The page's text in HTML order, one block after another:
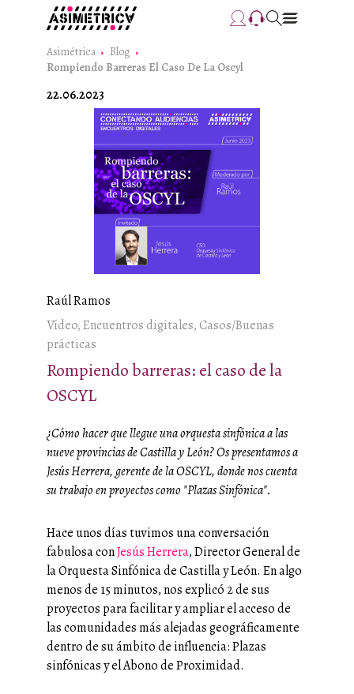
Asimétrica
Blog
Rompiendo Barreras El Caso De La Oscyl
22.06.2023
Raúl Ramos
Vídeo, Encuentros digitales, Casos/Buenas
prácticas
Rompiendo barreras: el caso de la
OSCYL
¿Cómo hacer que llegue una orquesta sinfónica a las
nueve provincias de Castilla y León? Os presentamos a
Jesús Herrera, gerente de la OSCYL, donde nos cuenta
su trabajo en proyectos como "Plazas Sinfónica".
Hace unos días tuvimos una conversación
fabulosa conJesús Herrera, Director General de
la Orquesta Sinfónica de Castilla y León. En algo
menos de 15 minutos, nos explicó 2 de sus
proyectos para facilitar y ampliar el acceso de
las comunidades más alejadas geográficamente
dentro de su ámbito de influencia: Plazas
sinfónicas y el Abono de Proximidad.